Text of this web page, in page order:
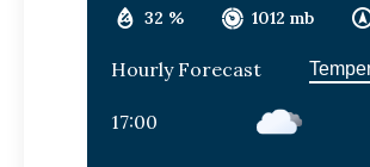
32 % 1012 mb
Hourly Forecast
17:00